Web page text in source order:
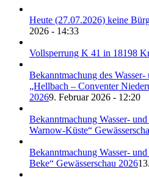
Heute (27.07.2026) keine
2026 - 14:33
Vollsperrung K 41 in 18198
Bekanntmachung des
„Hellbach – Conventer
20269. Februar 2026 - 12:20
Bekanntmachung Wasser-
Warnow-Küste“
Bekanntmachung Wasser-
Beke“ Gewässerschau 2026